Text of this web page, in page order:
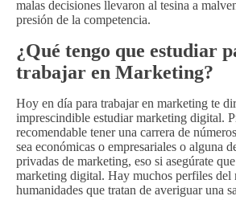
malas decisiones llevaron al tesina a
presión de la competencia.
¿Qué tengo que estudiar
trabajar en Marketing?
Hoy en día para trabajar en marketing te
imprescindible estudiar marketing digital.
recomendable tener una carrera de
sea económicas o empresariales o alguna
privadas de marketing, eso si asegúrate
marketing digital. Hay muchos perfiles del
humanidades que tratan de averiguar una